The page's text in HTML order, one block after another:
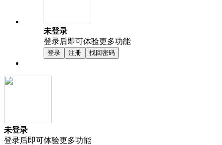
未登录
登录后即可体验更多功能
登录 注册 找回密码
未登录
登录后即可体验更多功能